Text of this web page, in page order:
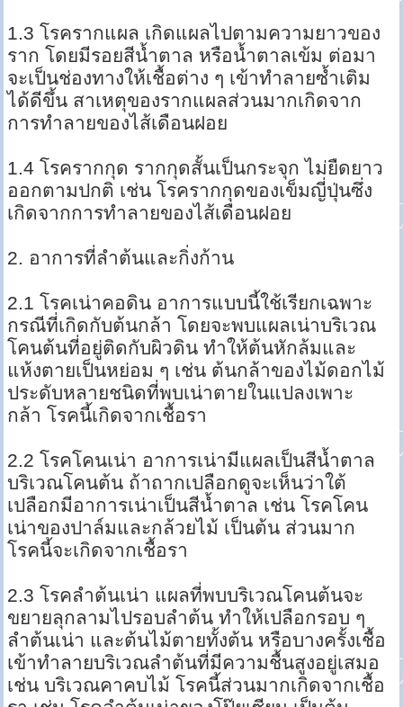
1.3 โรครากแผล เกิดแผลไปตามความยาวของ
ราก โดยมีรอยสีน้ำตาล หรือน้ำตาลเข้ม ต่อมา
จะเป็นช่องทางให้เชื้อต่าง ๆ เข้าทำลายซ้ำเติม
ได้ดีขึ้น สาเหตุของรากแผลส่วนมากเกิดจาก
การทำลายของไส้เดือนฝอย
1.4 โรครากกุด รากกุดสั้นเป็นกระจุก ไม่ยืดยาว
ออกตามปกติ เช่น โรครากกุดของเข็มญี่ปุ่นซึ่ง
เกิดจากการทำลายของไส้เดือนฝอย
2. อาการที่ลำต้นและกิ่งก้าน
2.1 โรคเน่าคอดิน อาการแบบนี้ใช้เรียกเฉพาะ
กรณีที่เกิดกับต้นกล้า โดยจะพบแผลเน่าบริเวณ
โคนต้นที่อยู่ติดกับผิวดิน ทำให้ต้นหักล้มและ
แห้งตายเป็นหย่อม ๆ เช่น ต้นกล้าของไม้ดอกไม้
ประดับหลายชนิดที่พบเน่าตายในแปลงเพาะ
กล้า โรคนี้เกิดจากเชื้อรา
2.2 โรคโคนเน่า อาการเน่ามีแผลเป็นสีน้ำตาล
บริเวณโคนต้น ถ้าถากเปลือกดูจะเห็นว่าใต้
เปลือกมีอาการเน่าเป็นสีน้ำตาล เช่น โรคโคน
เน่าของปาล์มและกล้วยไม้ เป็นต้น ส่วนมาก
โรคนี้จะเกิดจากเชื้อรา
2.3 โรคลำต้นเน่า แผลที่พบบริเวณโคนต้นจะ
ขยายลุกลามไปรอบลำต้น ทำให้เปลือกรอบ ๆ
ลำต้นเน่า และต้นไม้ตายทั้งต้น หรือบางครั้งเชื้อ
เข้าทำลายบริเวณลำต้นที่มีความชื้นสูงอยู่เสมอ
เช่น บริเวณคาคบไม้ โรคนี้ส่วนมากเกิดจากเชื้อ